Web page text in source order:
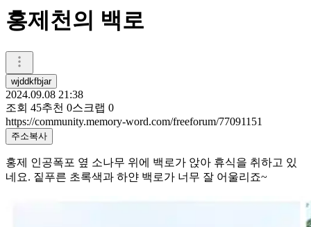
홍제천의 백로
wjddkfbjar
2024.09.08 21:38
조회 45추천 0스크랩 0
https://community.memory-word.com/freeforum/77091151
주소복사
홍제 인공폭포 옆 소나무 위에 백로가 앉아 휴식을 취하고 있
네요. 짙푸른 초록색과 하얀 백로가 너무 잘 어울리죠~